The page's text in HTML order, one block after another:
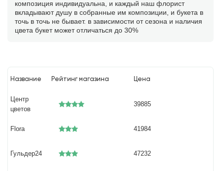
композиция индивидуальна, и каждый наш флорист
вкладывают душу в собранные им композиции, и букета в
точь в точь не бывает. в зависимости от сезона и наличия
цвета букет может отличаться до 30%
Название Рейтинг магазина Цена
Центр
цветов
39885
Flora 41984
Гульдер24 47232